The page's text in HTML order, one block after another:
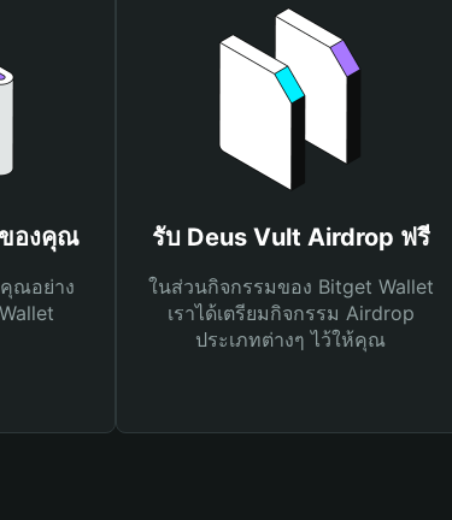
องคุณ
ณอย่าง
รับ Deus Vult Airdrop ฟรี
ในส่วนกิจกรรมของ Bitget Wallet
เราได้เตรียมกิจกรรม Airdrop
ประเภทต่างๆ ไว้ให้คุณ